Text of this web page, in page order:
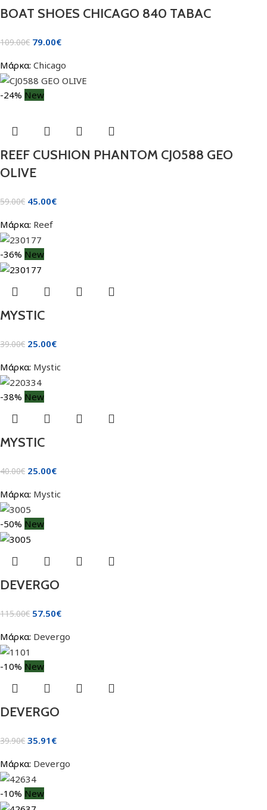
BOAT SHOES CHICAGO 840 TABAC
109.00€ 79.00€
Μάρκα: Chicago
-24% New
REEF CUSHION PHANTOM CJ0588 GEO
OLIVE
59.00€ 45.00€
Μάρκα: Reef
-36% New
MYSTIC
39.00€ 25.00€
Μάρκα: Mystic
-38% New
MYSTIC
40.00€ 25.00€
Μάρκα: Mystic
-50% New
DEVERGO
115.00€ 57.50€
Μάρκα: Devergo
-10% New
DEVERGO
39.90€ 35.91 €
Μάρκα: Devergo
-10% New